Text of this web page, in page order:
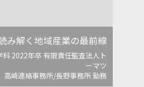
み解く地域産業の最前線
科 2022年卒 有限責任監査法人ト
ーマツ
高崎連絡事務所/長野事務所 勤務